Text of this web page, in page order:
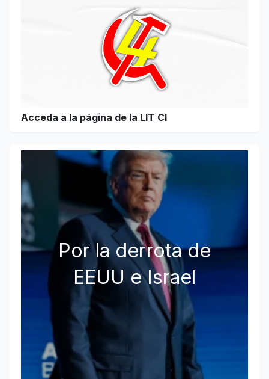
Acceda a la página de la LIT CI
Por la derrota de
EEUU e Israel